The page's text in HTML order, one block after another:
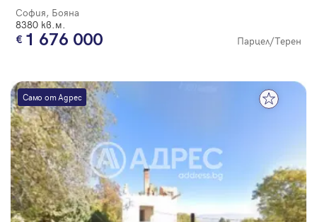
София, Бояна
8380 кв.м.
1 676 000 Парцел/Терен
Само от Адрес